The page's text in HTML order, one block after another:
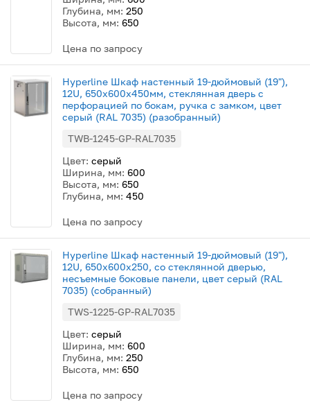
Глубина, мм: 250
Высота, мм: 650
Цена по запросу
Hyperline Шкаф настенный 19-дюймовый (19"),
12U, 650x600х450мм, стеклянная дверь с
перфорацией по бокам, ручка с замком, цвет
серый (RAL 7035) (разобранный)
TWB-1245-GP-RAL7035
Цвет: серый
Ширина, мм: 600
Высота, мм: 650
Глубина, мм: 450
Цена по запросу
Hyperline Шкаф настенный 19-дюймовый (19"),
12U, 650х600х250, со стеклянной дверью,
несъемные боковые панели, цвет серый (RAL
7035) (собранный)
TWS-1225-GP-RAL7035
Цвет: серый
Ширина, мм: 600
Глубина, мм: 250
Высота, мм: 650
Цена по запросу